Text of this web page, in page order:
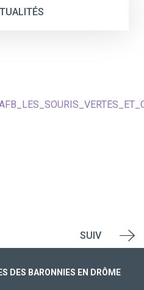
SUIV
DES BARONNIES EN DRÔME